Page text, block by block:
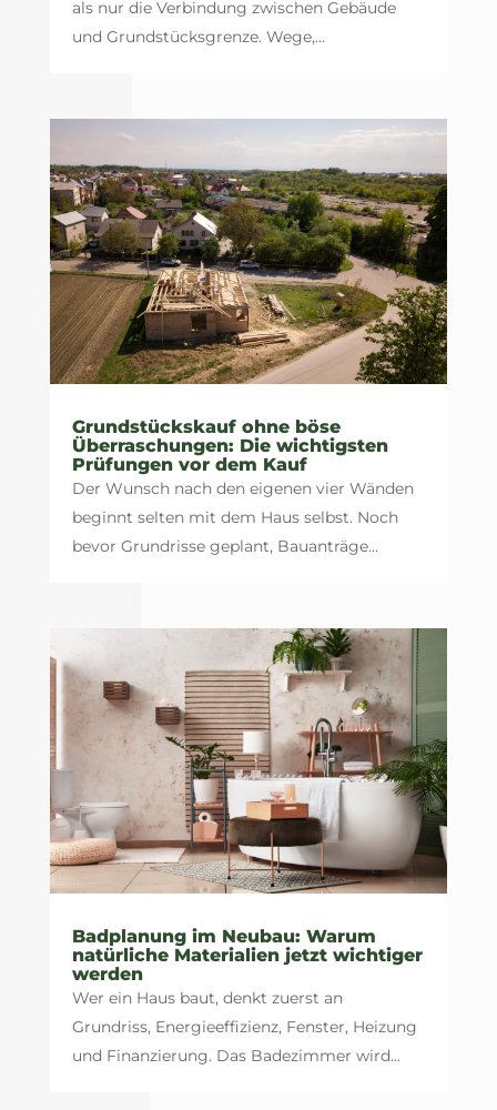
als nur die Verbindung zwischen Gebäude
und Grundstücksgrenze. Wege,...
Grundstückskauf ohne böse
Überraschungen: Die wichtigsten
Prüfungen vor dem Kauf
Der Wunsch nach den eigenen vier Wänden
beginnt selten mit dem Haus selbst. Noch
bevor Grundrisse geplant, Bauanträge...
Badplanung im Neubau: Warum
natürliche Materialien jetzt wichtiger
werden
Wer ein Haus baut, denkt zuerst an
Grundriss, Energieeffizienz, Fenster, Heizung
und Finanzierung. Das Badezimmer wird...